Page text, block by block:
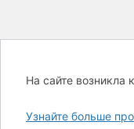
На сайте возникла
Узнайте больше